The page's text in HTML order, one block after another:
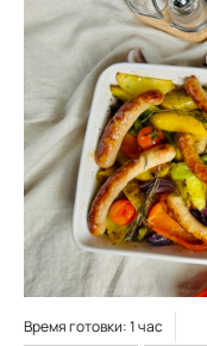
Время готовки: 1 час